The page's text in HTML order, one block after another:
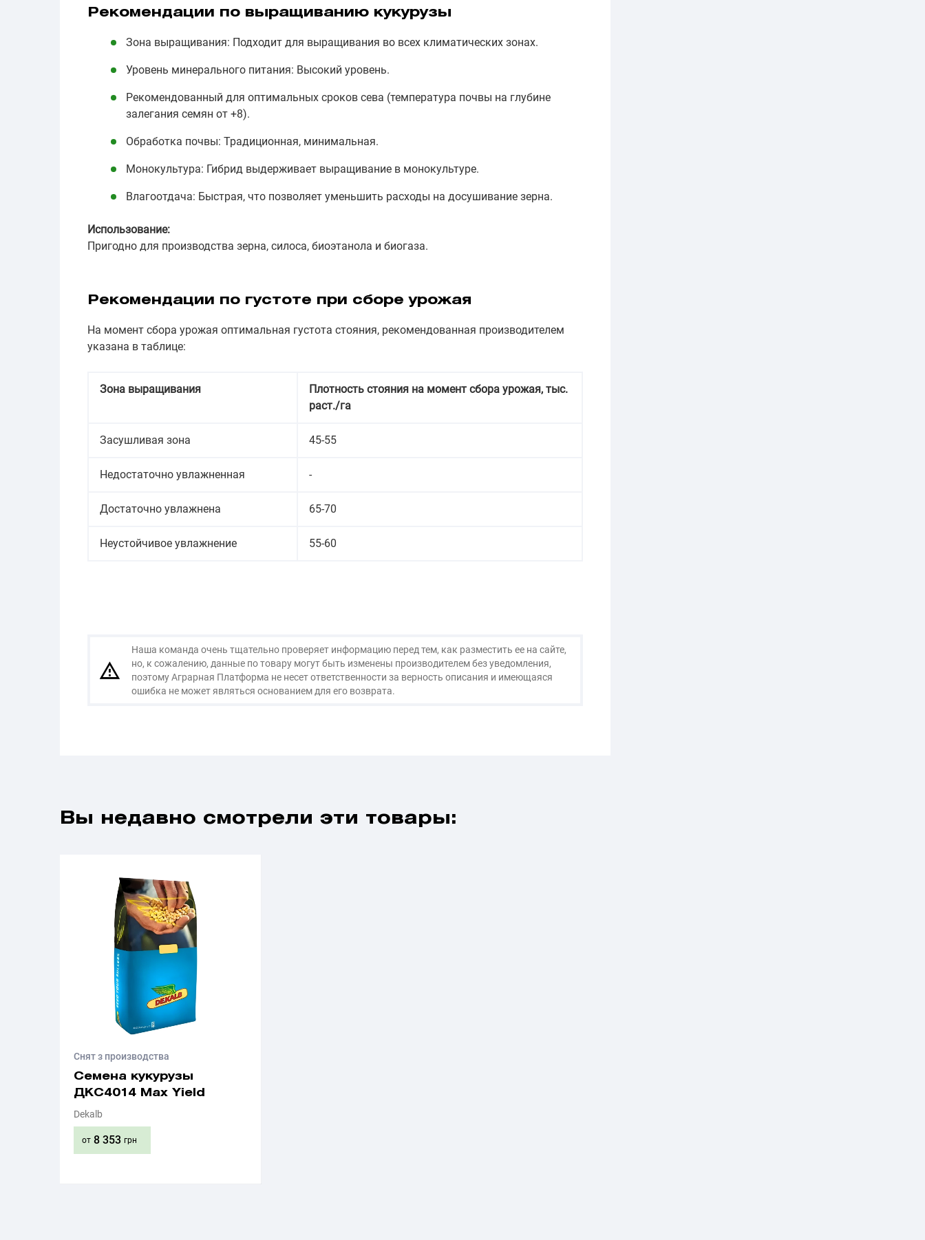
Рекомендации по выращиванию кукурузы
Зона выращивания: Подходит для выращивания во всех климатических зонах.
Уровень минерального питания: Высокий уровень.
Рекомендованный для оптимальных сроков сева (температура почвы на глубине
залегания семян от +8).
Обработка почвы: Традиционная, минимальная.
Монокультура: Гибрид выдерживает выращивание в монокультуре.
Влагоотдача: Быстрая, что позволяет уменьшить расходы на досушивание зерна.
Использование:
Пригодно для производства зерна, силоса, биоэтанола и биогаза.
Рекомендации по густоте при сборе урожая
На момент сбора урожая оптимальная густота стояния, рекомендованная производителем
указана в таблице:
Зона выращивания
Плотность стояния на момент сбора урожая, тыс.
раст./га
Засушливая зона 45-55
Недостаточно увлажненная -
Достаточно увлажнена 65-70
Неустойчивое увлажнение 55-60
Наша команда очень тщательно проверяет информацию перед тем, как разместить ее на сайте,
но, к сожалению, данные по товару могут быть изменены производителем без уведомления,
поэтому Аграрная Платформа не несет ответственности за верность описания и имеющаяся
ошибка не может являться основанием для его возврата.
Вы недавно смотрели эти товары:
Снят з производства
Семена кукурузы
ДКС4014 Max Yield
Dekalb
от 8 353 грн